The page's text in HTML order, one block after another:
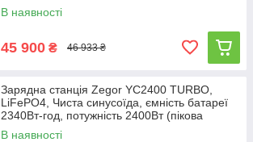
В наявності
45 900 ₴ 46 933 ₴
Зарядна станція Zegor YC2400 TURBO,
LiFePO4, Чиста синусоїда, ємність батареї
2340Вт-год, потужність 2400Вт (пікова
4800Вт)
В наявності